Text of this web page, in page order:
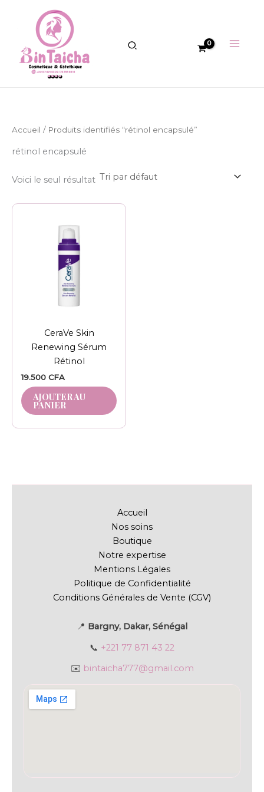
Accueil / Produits identifiés “rétinol encapsulé”
rétinol encapsulé
Voici le seul résultat
CeraVe Skin
Renewing Sérum
Rétinol
19.500 CFA
AJOUTER AU
PANIER
Accueil
Nos soins
Boutique
Notre expertise
Mentions Légales
Politique de Confidentialité
Conditions Générales de Vente (CGV)
📍 Bargny, Dakar, Sénégal
📞 +221 77 871 43 22
✉️ bintaicha777@gmail.com